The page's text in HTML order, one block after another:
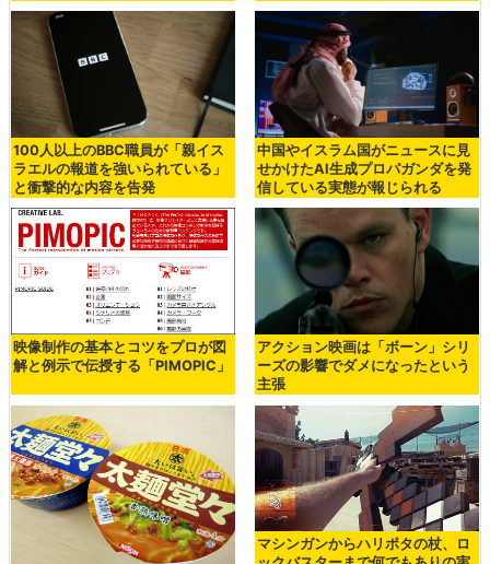
100人以上のBBC職員が「親イス
ラエルの報道を強いられている」
と衝撃的な内容を告発
中国やイスラム国がニュースに見
せかけたAI生成プロパガンダを発
信している実態が報じられる
映像制作の基本とコツをプロが図
解と例示で伝授する「PIMOPIC」
アクション映画は「ボーン」シリ
ーズの影響でダメになったという
主張
マシンガンからハリポタの杖、ロ